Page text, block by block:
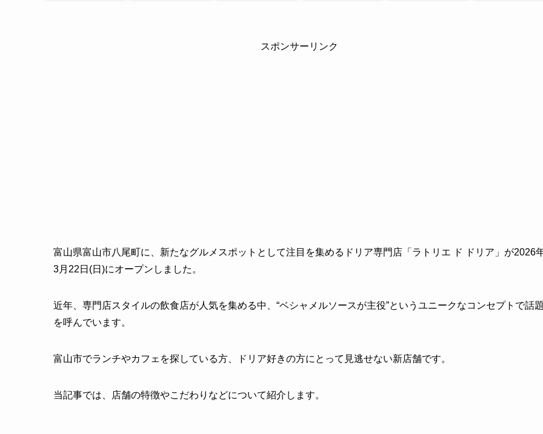
スポンサーリンク
富山県富山市八尾町に、新たなグルメスポットとして注目を集めるドリア専門店「ラトリエ ド ドリア」が2026
3月22日(日)にオープンしました。
近年、専門店スタイルの飲食店が人気を集める中、“ベシャメルソースが主役”というユニークなコンセプトで話
を呼んでいます。
富山市でランチやカフェを探している方、ドリア好きの方にとって見逃せない新店舗です。
当記事では、店舗の特徴やこだわりなどについて紹介します。